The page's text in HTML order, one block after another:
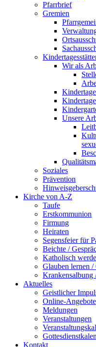
Pfarrbrief
Gremien
Wir als
Unsere
Soziales
Prävention
Kirche von A-Z
Taufe
Erst­kommunion
Firmung
Heiraten
Segensfeier für
Beichte /​
Katholisch
Glauben lernen
Krankensalbung
Aktuelles
Geistlicher
Online-Angebote
Meldungen
Veranstaltungen
Kontakt